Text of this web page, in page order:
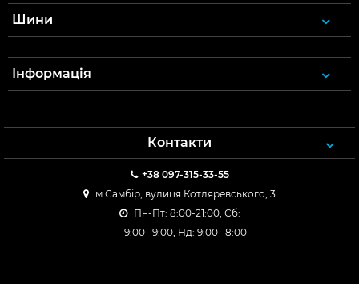
Шини
Інформація
Контакти
+38 097-315-33-55
м.Самбір, вулиця Котляревського, 3
Пн-Пт: 8:00-21:00, Сб:
9:00-19:00, Нд: 9:00-18:00